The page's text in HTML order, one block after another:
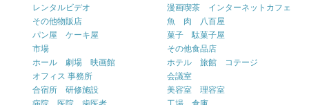
レンタルビデオ
漫画喫茶 インターネットカフェ
その他物販店
魚 肉 八百屋
パン屋 ケーキ屋
菓子 駄菓子屋
市場
その他食品店
ホール 劇場 映画館
ホテル 旅館 コテージ
オフィス 事務所
会議室
合宿所 研修施設
美容室 理容室